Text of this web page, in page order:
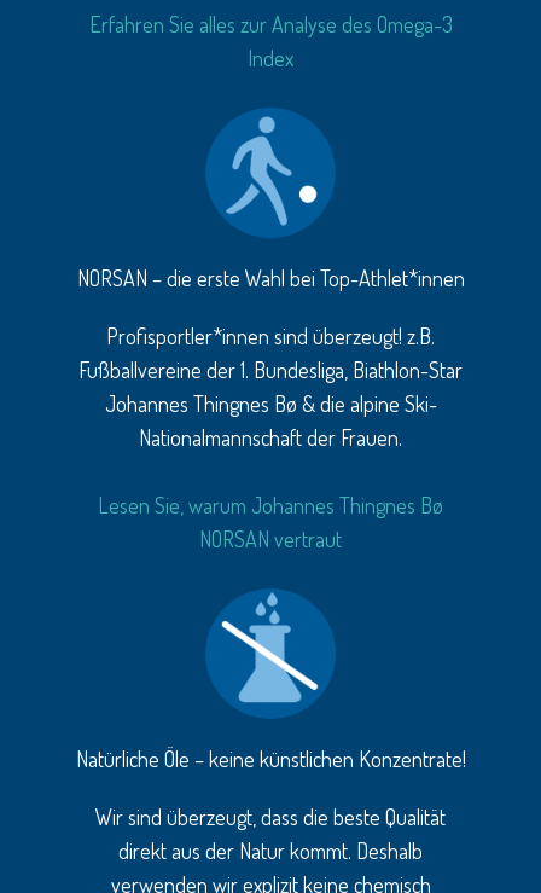
Erfahren Sie alles zur Analyse des Omega-3
Index
NORSAN – die erste Wahl bei Top-Athlet*innen
Profisportler*innen sind überzeugt! z.B.
Fußballvereine der 1. Bundesliga, Biathlon-Star
Johannes Thingnes Bø & die alpine Ski-
Nationalmannschaft der Frauen.
Lesen Sie, warum Johannes Thingnes Bø
NORSAN vertraut
Natürliche Öle – keine künstlichen Konzentrate!
Wir sind überzeugt, dass die beste Qualität
direkt aus der Natur kommt. Deshalb
verwenden wir explizit keine chemisch